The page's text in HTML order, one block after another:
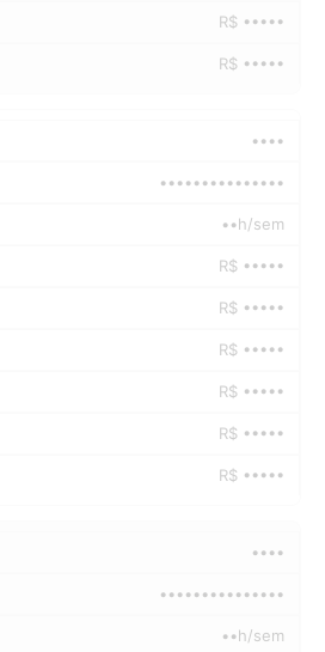
R$ •••••
R$ •••••
••••
•••••••••••••••
••h/sem
R$ •••••
R$ •••••
R$ •••••
R$ •••••
R$ •••••
R$ •••••
••••
•••••••••••••••
••h/sem